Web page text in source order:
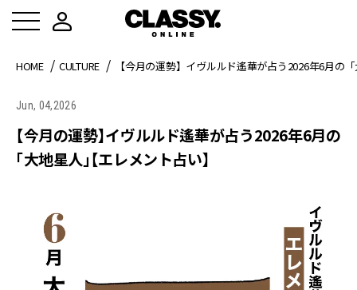
HOME CULTURE 【今月の運勢】イヴルルド遙華が占う2026年6月の
Jun, 04,2026
【今月の運勢】イヴルルド遙華が占う2026年6月の
「大地星人」【エレメント占い】